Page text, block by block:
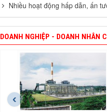
Nhiều hoạt động hấp dẫn, ấn
DOANH NGHIỆP - DOANH NHÂN
‹